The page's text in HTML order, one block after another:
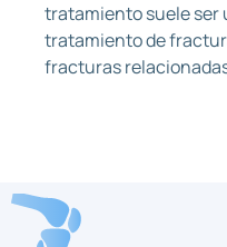
tratamiento suele ser
tratamiento de
fracturas